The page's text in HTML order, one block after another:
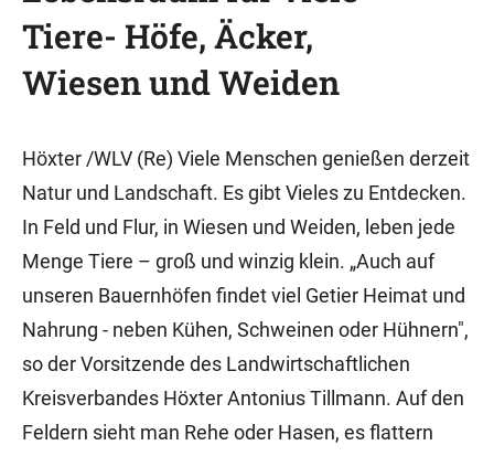
Tiere- Höfe, Äcker,
Wiesen und Weiden
Höxter /WLV (Re) Viele Menschen genießen derzeit
Natur und Landschaft. Es gibt Vieles zu Entdecken.
In Feld und Flur, in Wiesen und Weiden, leben jede
Menge Tiere – groß und winzig klein. „Auch auf
unseren Bauernhöfen findet viel Getier Heimat und
Nahrung - neben Kühen, Schweinen oder Hühnern",
so der Vorsitzende des Landwirtschaftlichen
Kreisverbandes Höxter Antonius Tillmann. Auf den
Feldern sieht man Rehe oder Hasen, es flattern